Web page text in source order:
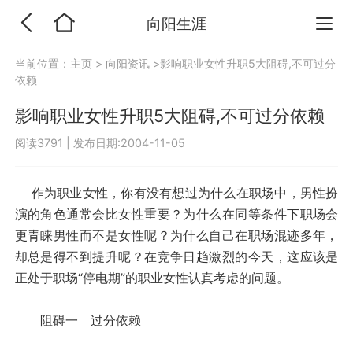
向阳生涯
当前位置： 主页 > 向阳资讯 >影响职业女性升职5大阻碍,不可过分
依赖
影响职业女性升职5大阻碍,不可过分依赖
阅读3791 发布日期:2004-11-05
作为职业女性，你有没有想过为什么在职场中，男性扮
演的角色通常会比女性重要？为什么在同等条件下职场会
更青睐男性而不是女性呢？为什么自己在职场混迹多年，
却总是得不到提升呢？在竞争日趋激烈的今天，这应该是
正处于职场“停电期”的职业女性认真考虑的问题。
阻碍一 过分依赖